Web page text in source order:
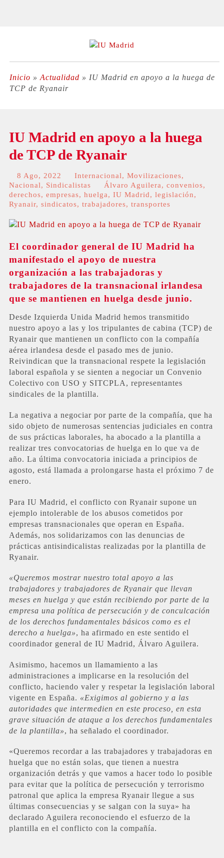
Inicio » Actualidad » IU Madrid en apoyo a la huega de
TCP de Ryanair
IU Madrid en apoyo a la huega
de TCP de Ryanair
8 Ago, 2022 Internacional, Movilizaciones,
Nacional, Sindicalistas Álvaro Aguilera, convenios,
derechos, empresas, huelga, IU Madrid, legislación,
Ryanair, sindicatos, trabajadores, transportes
El coordinador general de IU Madrid ha
manifestado el apoyo de nuestra
organización a las trabajadoras y
trabajadores de la transnacional irlandesa
que se mantienen en huelga desde junio.
Desde Izquierda Unida Madrid hemos transmitido
nuestro apoyo a las y los tripulantes de cabina (TCP) de
Ryanair que mantienen un conflicto con la compañía
aérea irlandesa desde el pasado mes de junio.
Reivindican que la transnacional respete la legislación
laboral española y se sienten a negociar un Convenio
Colectivo con USO y SITCPLA, representantes
sindicales de la plantilla.
La negativa a negociar por parte de la compañía, que ha
sido objeto de numerosas sentencias judiciales en contra
de sus prácticas laborales, ha abocado a la plantilla a
realizar tres convocatorias de huelga en lo que va de
año. La última convocatoria iniciada a principios de
agosto, está llamada a prolongarse hasta el próximo 7 de
enero.
Para IU Madrid, el conflicto con Ryanair supone un
ejemplo intolerable de los abusos cometidos por
empresas transnacionales que operan en España.
Además, nos solidarizamos con las denuncias de
prácticas antisindicalistas realizadas por la plantilla de
Ryanair.
«Queremos mostrar nuestro total apoyo a las
trabajadores y trabajadores de Ryanair que llevan
meses en huelga y que están recibiendo por parte de la
empresa una política de persecución y de conculcación
de los derechos fundamentales básicos como es el
derecho a huelga», ha afirmado en este sentido el
coordinador general de IU Madrid, Álvaro Aguilera.
Asimismo, hacemos un llamamiento a las
administraciones a implicarse en la resolución del
conflicto, haciendo valer y respetar la legislación laboral
vigente en España. «Exigimos al gobierno y a las
autoridades que intermedien en este proceso, en esta
grave situación de ataque a los derechos fundamentales
de la plantilla», ha señalado el coordinador.
«Queremos recordar a las trabajadores y trabajadoras en
huelga que no están solas, que tienen a nuestra
organización detrás y que vamos a hacer todo lo posible
para evitar que la política de persecución y terrorismo
patronal que aplica la empresa Ryanair llegue a sus
últimas consecuencias y se salgan con la suya» ha
declarado Aguilera reconociendo el esfuerzo de la
plantilla en el conflicto con la compañía.